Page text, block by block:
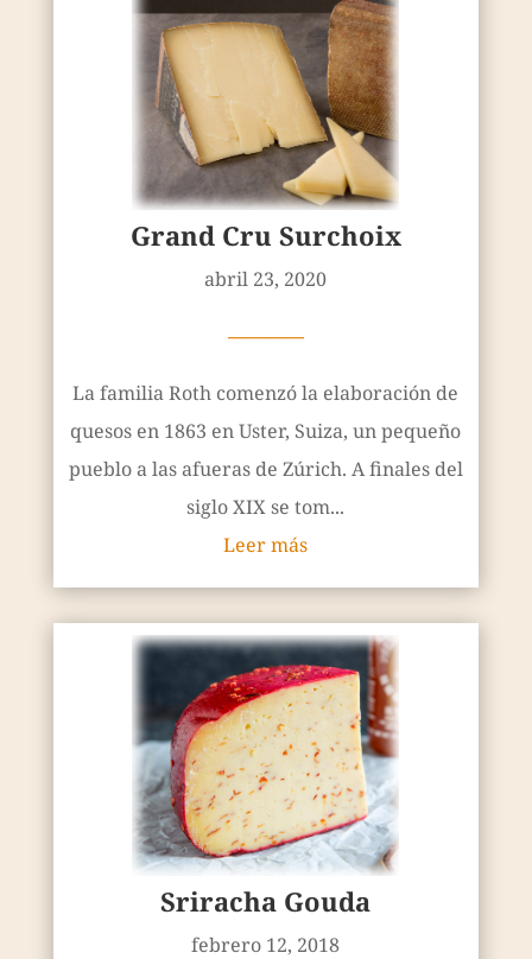
Grand Cru Surchoix
abril 23, 2020
————
La familia Roth comenzó la elaboración de
quesos en 1863 en Uster, Suiza, un pequeño
pueblo a las afueras de Zúrich. A finales del
siglo XIX se tom...
Leer más
Sriracha Gouda
febrero 12, 2018